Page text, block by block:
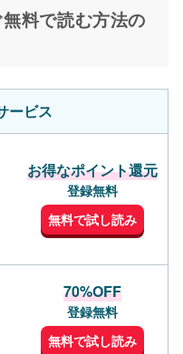
料で読む方法の
ービス
お得なポイント還元
登録無料
無料で試し読み
70%OFF
登録無料
無料で試し読み